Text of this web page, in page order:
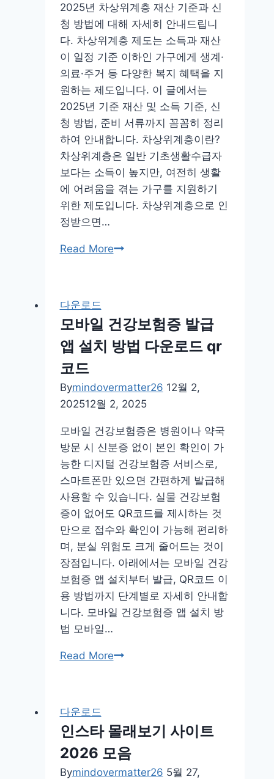
약
하
기
홈
페
이
지
방
법
2025년 차상위계층 재산 기준과 신
청 방법에 대해 자세히 안내드립니
다. 차상위계층 제도는 소득과 재산
이 일정 기준 이하인 가구에게 생계·
의료·주거 등 다양한 복지 혜택을 지
원하는 제도입니다. 이 글에서는
2025년 기준 재산 및 소득 기준, 신
청 방법, 준비 서류까지 꼼꼼히 정리
하여 안내합니다. 차상위계층이란?
차상위계층은 일반 기초생활수급자
보다는 소득이 높지만, 여전히 생활
에 어려움을 겪는 가구를 지원하기
위한 제도입니다. 차상위계층으로 인
정받으면…
Read More차
재
산
2025
확
인
신
청
방
법
다운로드
모바일 건강보험증 발급
앱 설치 방법 다운로드 qr
코드
Bymindovermatter26 12월 2,
202512월 2, 2025
모바일 건강보험증은 병원이나 약국
방문 시 신분증 없이 본인 확인이 가
능한 디지털 건강보험증 서비스로,
스마트폰만 있으면 간편하게 발급해
사용할 수 있습니다. 실물 건강보험
증이 없어도 QR코드를 제시하는 것
만으로 접수와 확인이 가능해 편리하
며, 분실 위험도 크게 줄어드는 것이
장점입니다. 아래에서는 모바일 건강
보험증 앱 설치부터 발급, QR코드 이
용 방법까지 단계별로 자세히 안내합
니다. 모바일 건강보험증 앱 설치 방
법 모바일…
Read More모
보
험
증
다운로드
인스타 몰래보기 사이트
2026 모음
Bymindovermatter26 5월 27,